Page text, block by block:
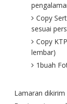
Copy
sesuai
Copy
lembar)
1buah
Lamaran